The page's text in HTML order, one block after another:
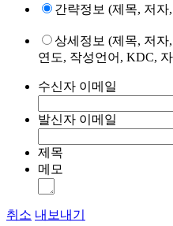
간략정보 (제목, 저자
상세정보 (제목, 저자
연도, 작성언어, KDC,
수신자 이메일
발신자 이메일
제목
메모
취소 내보내기